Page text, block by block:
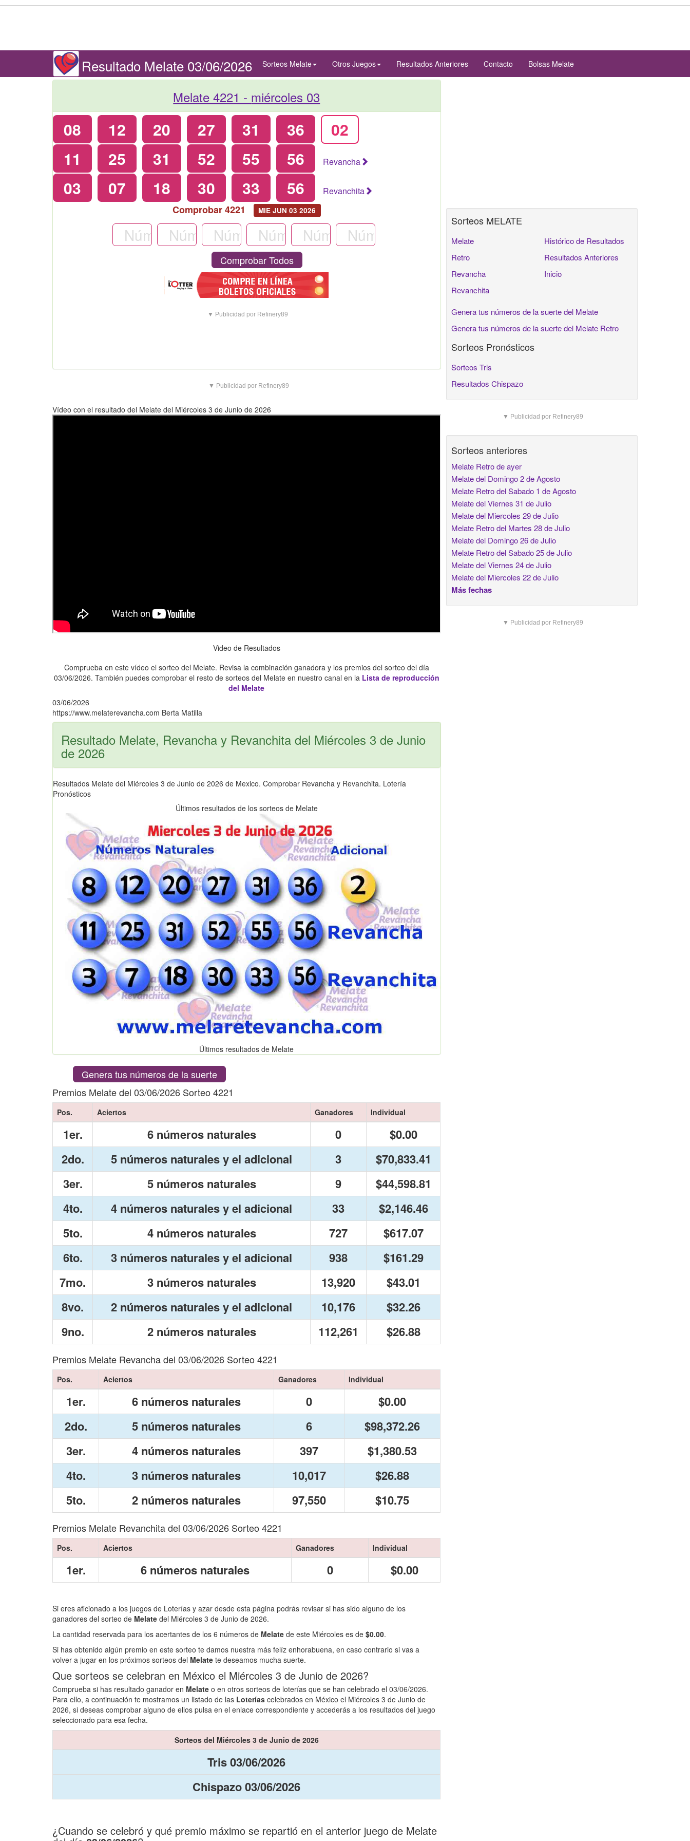
Resultado Melate 03/06/2026 Sorteos Melate Otros Juegos Resultados Anteriores Contacto Bolsas Melate
Melate 4221 - miércoles 03
08 12 20 27 31 36
02
11
25 31 52 55 56 Revancha
03 07 18 30 33 56 Revanchita
Comprobar 4221 MIE JUN 03 2026
Comprobar Todos
▼ Publicidad por Refinery89
▼ Publicidad por Refinery89
Vídeo con el resultado del Melate del Miércoles 3 de Junio de 2026
Video de Resultados
Comprueba en este vídeo el sorteo del Melate. Revisa la combinación ganadora y los premios del sorteo del día
03/06/2026. También puedes comprobar el resto de sorteos del Melate en nuestro canal en la Lista de reproducción
del Melate
03/06/2026
https://www.melaterevancha.com Berta Matilla
Resultado Melate, Revancha y Revanchita del Miércoles 3 de Junio
de 2026
Resultados Melate del Miércoles 3 de Junio de 2026 de Mexico. Comprobar Revancha y Revanchita. Lotería
Pronósticos
Últimos resultados de los sorteos de Melate
Últimos resultados de Melate
Genera tus números de la suerte
Premios Melate del 03/06/2026 Sorteo 4221
Pos. Aciertos Ganadores Individual
1er. 6 números naturales 0
$0.00
2do.
5 números naturales y el adicional 3
$70,833.41
3er.
5 números naturales 9
$44,598.81
4to.
4 números naturales y el adicional 33
$2,146.46
5to.
4 números naturales 727
$617.07
6to.
3 números naturales y el adicional 938
$161.29
7mo.
3 números naturales 13,920
$43.01
8vo.
2 números naturales y el adicional 10,176
$32.26
9no.
2 números naturales 112,261 $26.88
Premios Melate Revancha del 03/06/2026 Sorteo 4221
Pos. Aciertos Ganadores Individual
1er. 6 números naturales 0
$0.00
2do.
5 números naturales 6
$98,372.26
3er.
4 números naturales 397
$1,380.53
4to.
3 números naturales 10,017
$26.88
5to.
2 números naturales 97,550 $10.75
Premios Melate Revanchita del 03/06/2026 Sorteo 4221
Pos. Aciertos Ganadores Individual
1er. 6 números naturales 0 $0.00
Si eres aficionado a los juegos de Loterías y azar desde esta página podrás revisar si has sido alguno de los
ganadores del sorteo de Melate del Miércoles 3 de Junio de 2026.
La cantidad reservada para los acertantes de los 6 números de Melate de este Miércoles es de $0.00.
Si has obtenido algún premio en este sorteo te damos nuestra más felíz enhorabuena, en caso contrario si vas a
volver a jugar en los próximos sorteos del Melate te deseamos mucha suerte.
Que sorteos se celebran en México el Miércoles 3 de Junio de 2026?
Comprueba si has resultado ganador en Melate o en otros sorteos de loterías que se han celebrado el 03/06/2026.
Para ello, a continuación te mostramos un listado de las Loterías celebrados en México el Miércoles 3 de Junio de
2026, si deseas comprobar alguno de ellos pulsa en el enlace correspondiente y accederás a los resultados del juego
seleccionado para esa fecha.
Sorteos del Miércoles 3 de Junio de 2026
Tris 03/06/2026
Chispazo 03/06/2026
¿Cuando se celebró y qué premio máximo se repartió en el anterior juego de Melate
Sorteos MELATE
Melate
Retro
Revancha
Revanchita
Histórico de Resultados
Resultados Anteriores
Inicio
Genera tus números de la suerte del Melate
Genera tus números de la suerte del Melate Retro
Sorteos Pronósticos
Sorteos Tris
Resultados Chispazo
▼ Publicidad por Refinery89
Sorteos anteriores
Melate Retro de ayer
Melate del Domingo 2 de Agosto
Melate Retro del Sabado 1 de Agosto
Melate del Viernes 31 de Julio
Melate del Miercoles 29 de Julio
Melate Retro del Martes 28 de Julio
Melate del Domingo 26 de Julio
Melate Retro del Sabado 25 de Julio
Melate del Viernes 24 de Julio
Melate del Miercoles 22 de Julio
Más fechas
▼ Publicidad por Refinery89